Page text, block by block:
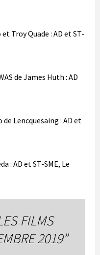
Troy Quade : AD et ST-
de James Huth : AD
de Lencquesaing : AD et
: AD et ST-SME, Le
FILMS
2019”